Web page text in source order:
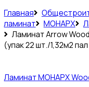
Главная
ламинат
МОНАРХ
Ламинат Arrow
(упак 22 шт./1,32м2
Ламинат МОНАРХ